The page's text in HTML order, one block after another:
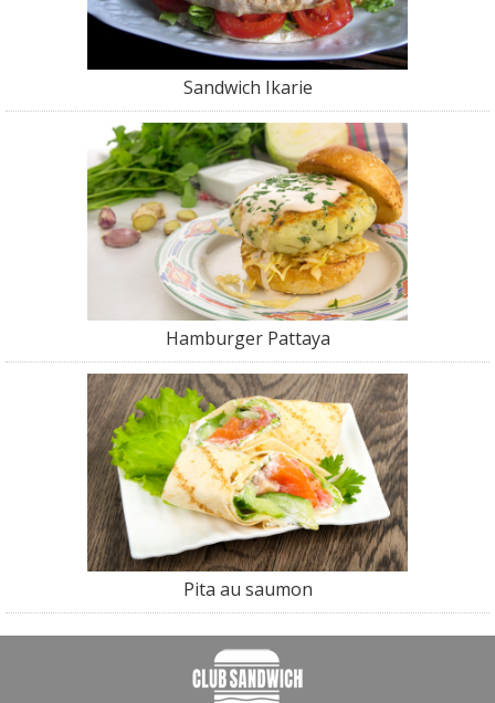
Sandwich Ikarie
Hamburger Pattaya
Pita au saumon